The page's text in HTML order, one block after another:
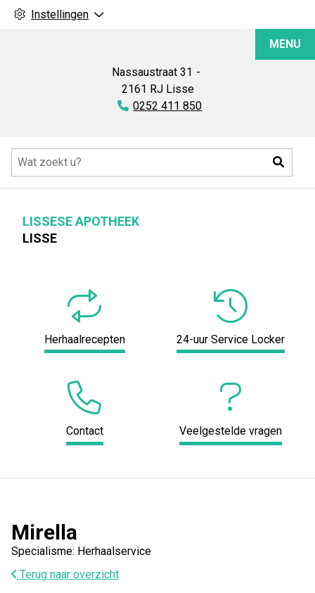
Instellingen
Nassaustraat 31
2161 RJ Lisse
Tel:
0252 411 850
MENU
LISSESE APOTHEEK
LISSE
Herhaalrecepten 24-uur Service Locker
Contact Veelgestelde vragen
Mirella
Specialisme: Herhaalservice
Terug naar overzicht